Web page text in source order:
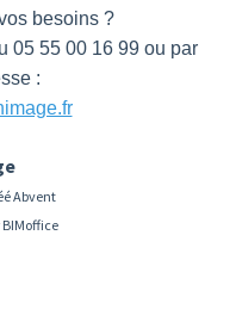
besoins ?
05 55 00 16 99 ou par
:
Abvent